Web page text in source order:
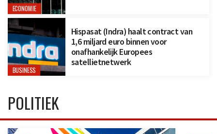
ECONOMIE
BUSINESS
Hispasat (Indra) haalt contract van
1,6 miljard euro binnen voor
onafhankelijk Europees
satellietnetwerk
POLITIEK